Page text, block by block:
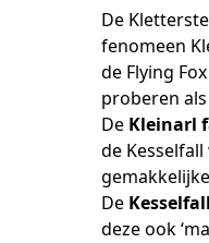
De
fenomeen
de Flying
proberen
De Kleinarl
de
De
deze ook